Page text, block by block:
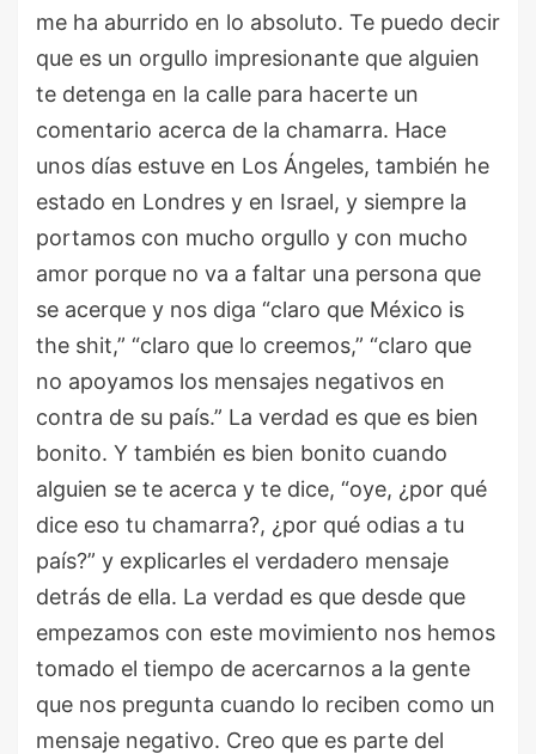
me ha aburrido en lo absoluto. Te puedo decir
que es un orgullo impresionante que alguien
te detenga en la calle para hacerte un
comentario acerca de la chamarra. Hace
unos días estuve en Los Ángeles, también he
estado en Londres y en Israel, y siempre la
portamos con mucho orgullo y con mucho
amor porque no va a faltar una persona que
se acerque y nos diga “claro que México is
the shit,” “claro que lo creemos,” “claro que
no apoyamos los mensajes negativos en
contra de su país.” La verdad es que es bien
bonito. Y también es bien bonito cuando
alguien se te acerca y te dice, “oye, ¿por qué
dice eso tu chamarra?, ¿por qué odias a tu
país?” y explicarles el verdadero mensaje
detrás de ella. La verdad es que desde que
empezamos con este movimiento nos hemos
tomado el tiempo de acercarnos a la gente
que nos pregunta cuando lo reciben como un
mensaje negativo. Creo que es parte del